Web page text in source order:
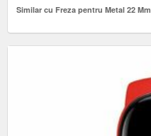
Similar cu Freza pentru Metal 22 Mm